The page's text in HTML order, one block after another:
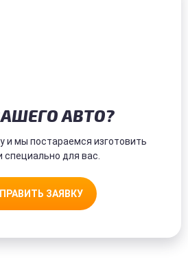
АВТО?
и мы постараемся изготовить
специально для вас.
ЗАЯВКУ